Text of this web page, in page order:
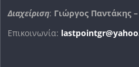
Διαχείριση: Γιώργος Παντάκης
Επικοινωνία: